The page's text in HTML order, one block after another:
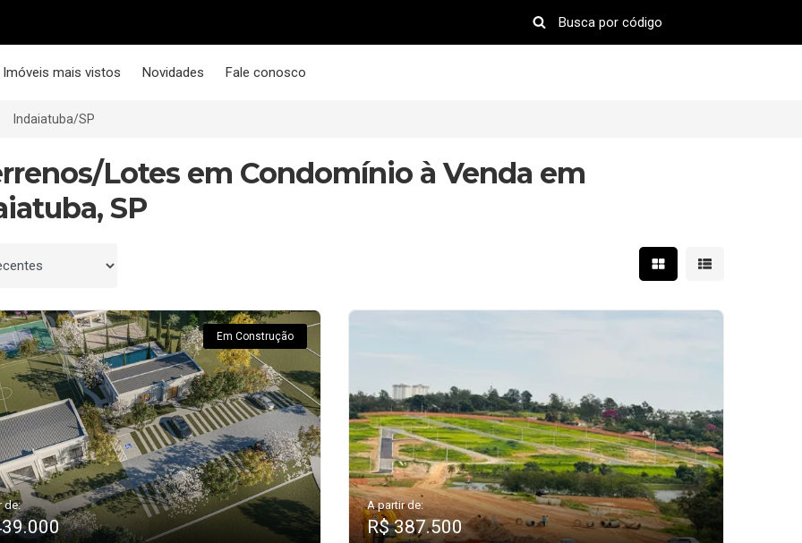
Imóveis mais vistos Novidades Fale conosco
Indaiatuba/SP
Lotes em Condomínio à Venda em
SP
Mostrar resultados em
Mostrar
Em Construção
de: A partir de:
R$ 387.500